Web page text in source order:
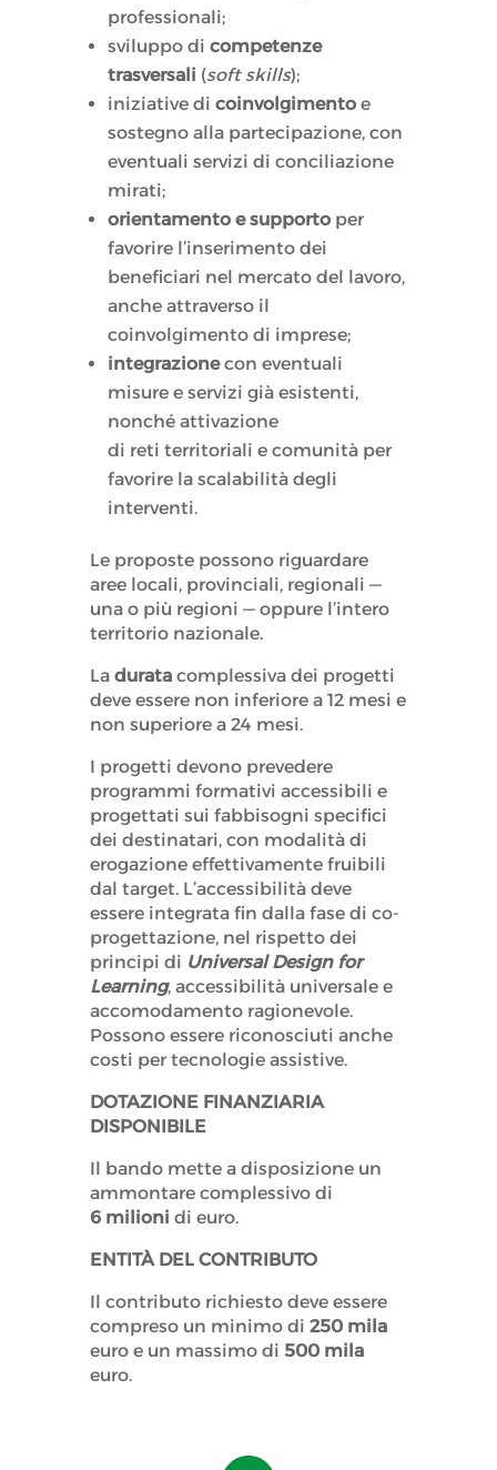
professionali;
sviluppo di competenze
trasversali (soft skills);
iniziative di coinvolgimentoe
sostegno alla partecipazione, con
eventuali servizi di conciliazione
mirati;
orientamento e supportoper
favorire l’inserimento dei
beneficiari nel mercato del lavoro,
anche attraverso il
coinvolgimento di imprese;
integrazionecon eventuali
misure e servizi già esistenti,
nonché attivazione
di reti territoriali e comunità per
favorire la scalabilità degli
interventi.
Le proposte possono riguardare
aree locali, provinciali, regionali —
una o più regioni — oppure l’intero
territorio nazionale.
La duratacomplessiva dei progetti
deve essere non inferiore a 12 mesi e
non superiore a 24 mesi.
I progetti devono prevedere
programmi formativi accessibili e
progettati sui fabbisogni specifici
dei destinatari, con modalità di
erogazione effettivamente fruibili
dal target. L’accessibilità deve
essere integrata fin dalla fase di co-
progettazione, nel rispetto dei
principi di Universal Design for
Learning, accessibilità universale e
accomodamento ragionevole.
Possono essere riconosciuti anche
costi per tecnologie assistive.
DOTAZIONE FINANZIARIA
DISPONIBILE
Il bando mette a disposizione un
ammontare complessivo di
6 milioni di euro.
ENTITÀ DEL CONTRIBUTO
Il contributo richiesto deve essere
compreso un minimo di 250 mila
euro e un massimo di 500 mila
euro.